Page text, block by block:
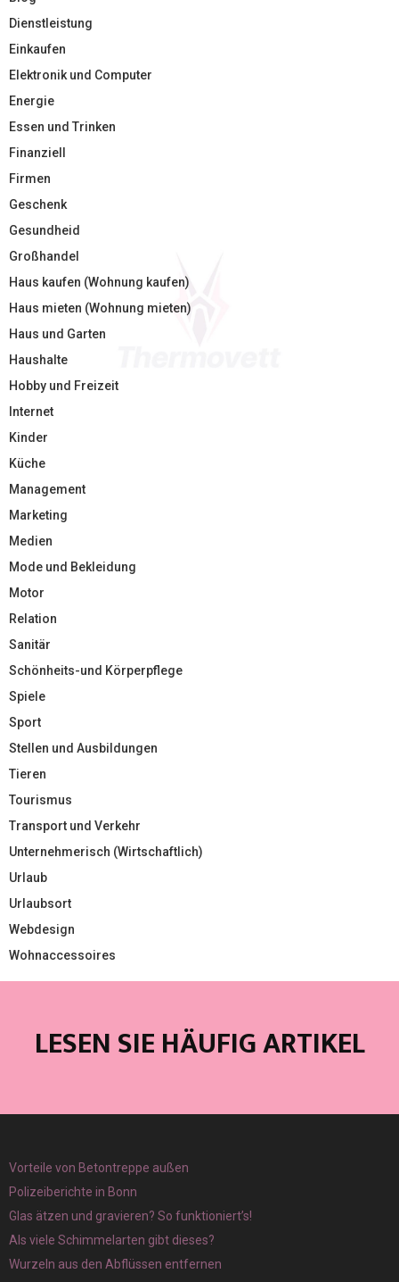
Dienstleistung
Einkaufen
Elektronik und Computer
Energie
Essen und Trinken
Finanziell
Firmen
Geschenk
Gesundheid
Großhandel
Haus kaufen (Wohnung kaufen)
Haus mieten (Wohnung mieten)
Haus und Garten
Haushalte
Hobby und Freizeit
Internet
Kinder
Küche
Management
Marketing
Medien
Mode und Bekleidung
Motor
Relation
Sanitär
Schönheits-und Körperpflege
Spiele
Sport
Stellen und Ausbildungen
Tieren
Tourismus
Transport und Verkehr
Unternehmerisch (Wirtschaftlich)
Urlaub
Urlaubsort
Webdesign
Wohnaccessoires
LESEN SIE HÄUFIG ARTIKEL
Vorteile von Betontreppe außen
Polizeiberichte in Bonn
Glas ätzen und gravieren? So funktioniert’s!
Als viele Schimmelarten gibt dieses?
Wurzeln aus den Abflüssen entfernen